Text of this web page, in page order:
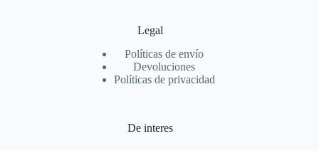
Legal
Políticas de envío
Devoluciones
Políticas de privacidad
De interes